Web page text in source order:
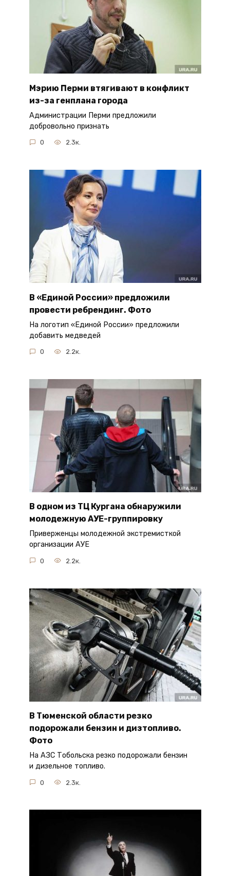
Мэрию Перми втягивают в конфликт
из-за генплана города
Администрации Перми предложили
добровольно признать
0 2.3к.
В «Единой России» предложили
провести ребрендинг. Фото
На логотип «Единой России» предложили
добавить медведей
0 2.2к.
В одном из ТЦ Кургана обнаружили
молодежную АУЕ-группировку
Приверженцы молодежной экстремисткой
организации АУЕ
0 2.2к.
В Тюменской области резко
подорожали бензин и дизтопливо.
Фото
На АЗС Тобольска резко подорожали бензин
и дизельное топливо.
0 2.3к.